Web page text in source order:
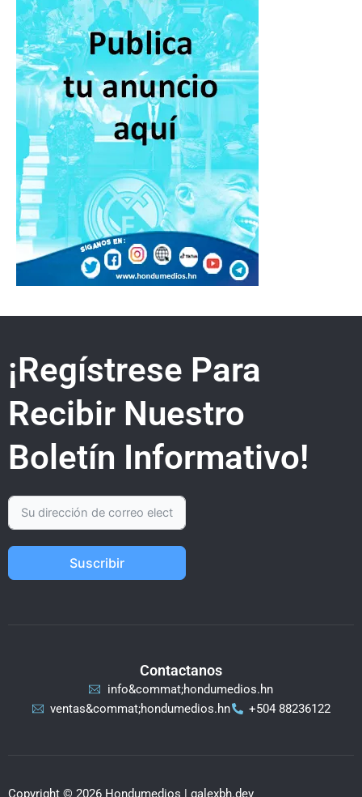
¡Regístrese Para
Recibir Nuestro
Boletín Informativo!
Suscribir
Contactanos
info&commat;hondumedios.hn
ventas&commat;hondumedios.hn
+504 88236122
Copyright © 2026 Hondumedios | galexbh.dev